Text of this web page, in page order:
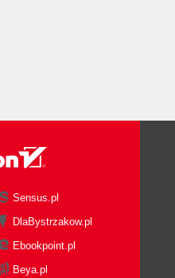
Sensus.pl
DlaBystrzakow.pl
Ebookpoint.pl
Beya.pl